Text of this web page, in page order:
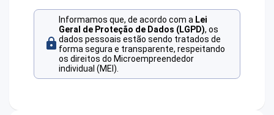
Informamos que, de acordo com a Lei
Geral de Proteção de Dados (LGPD), os
dados pessoais estão sendo tratados de
forma segura e transparente, respeitando
os direitos do Microempreendedor
individual (MEI).